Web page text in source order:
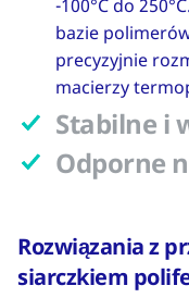
-100°C do
bazie
precyzyjnie
macierzy
Stabilne i
Odporne
Rozwiązania z
siarczkiem